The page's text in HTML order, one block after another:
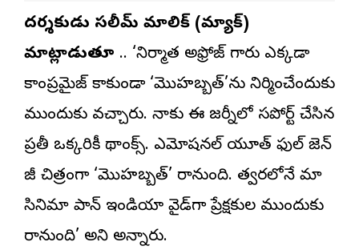
దర్శకుడు సలీమ్ మాలిక్ (మ్యాక్)
మాట్లాడుతూ .. ‘నిర్మాత అఫ్రోజ్ గారు ఎక్కడా
కాంప్రమైజ్ కాకుండా ‘మొహబ్బత్‌’ను నిర్మించేందుకు
ముందుకు వచ్చారు. నాకు ఈ జర్నీలో సపోర్ట్ చేసిన
ప్రతీ ఒక్కరికీ థాంక్స్. ఎమోషనల్ యూత్ ఫుల్ జెన్
జీ చిత్రంగా ‘మొహబ్బత్’ రానుంది. త్వరలోనే మా
సినిమా పాన్ ఇండియా వైడ్‌గా ప్రేక్షకుల ముందుకు
రానుంది’ అని అన్నారు.